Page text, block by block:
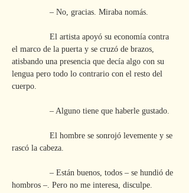
                – No, gracias. Miraba nomás.
el marco de la puerta y se cruzó de brazos,
atisbando una presencia que decía algo con su
lengua pero todo lo contrario con el resto del
cuerpo.
                – Alguno tiene que haberle gustado.
rascó la cabeza.
hombros –. Pero no me interesa, disculpe.